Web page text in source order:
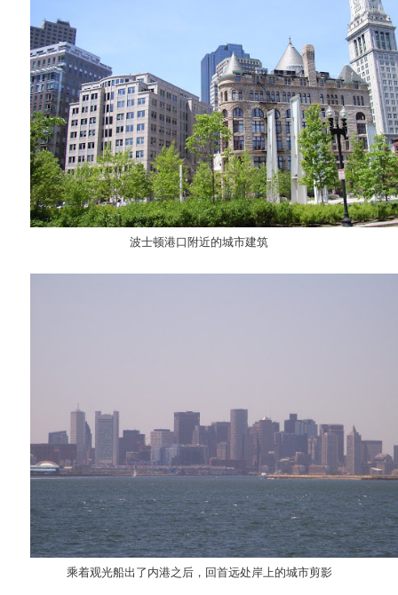
波士顿港口附近的城市建筑
乘着观光船出了内港之后，回首远处岸上的城市剪影